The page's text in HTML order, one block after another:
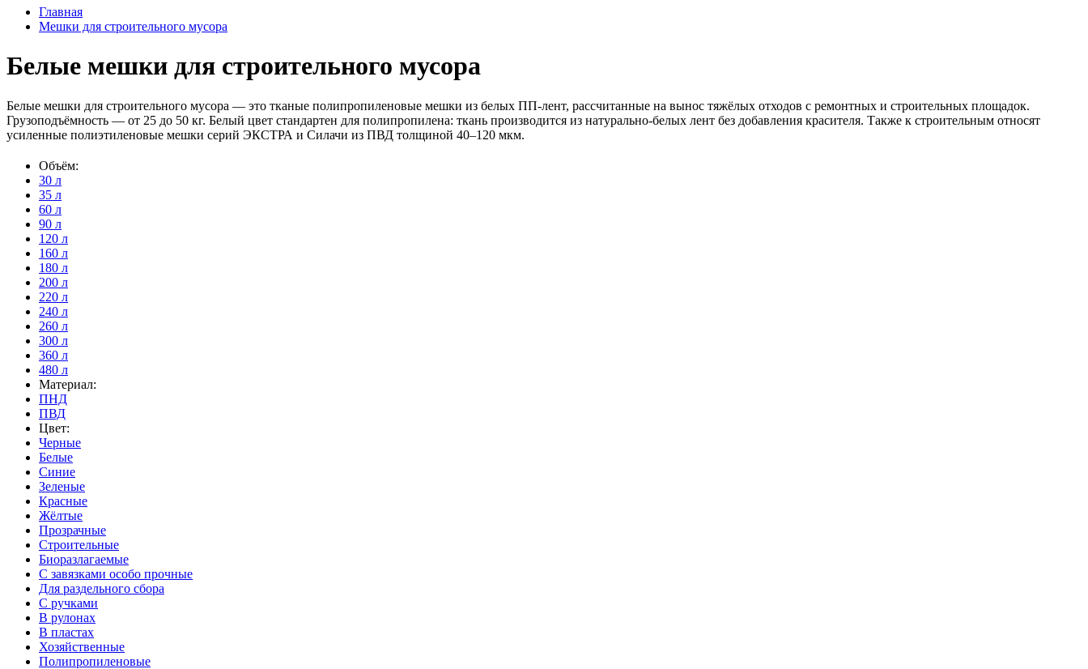
Главная
Мешки для строительного мусора
Белые мешки для строительного мусора
Белые мешки для строительного мусора — это тканые полипропиленовые мешки из белых ПП-лент, рассчитанные на вынос тяжёлых отходов с ремонтных и строительных площадок.
Грузоподъёмность — от 25 до 50 кг. Белый цвет стандартен для полипропилена: ткань производится из натурально-белых лент без добавления красителя. Также к строительным относят
усиленные полиэтиленовые мешки серий ЭКСТРА и Силачи из ПВД толщиной 40–120 мкм.
Объём:
30 л
35 л
60 л
90 л
120 л
160 л
180 л
200 л
220 л
240 л
260 л
300 л
360 л
480 л
Материал:
ПНД
ПВД
Цвет:
Черные
Белые
Синие
Зеленые
Красные
Жёлтые
Прозрачные
Строительные
Биоразлагаемые
С завязками особо прочные
Для раздельного сбора
С ручками
В рулонах
В пластах
Хозяйственные
Полипропиленовые